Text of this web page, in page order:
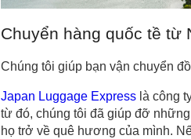
Chuyển hàng quốc tề từ
Chúng tôi giúp bạn vận chuyển
Japan Luggage Express là công
từ đó, chúng tôi đã giúp đỡ
họ trở về quê hương của mình.